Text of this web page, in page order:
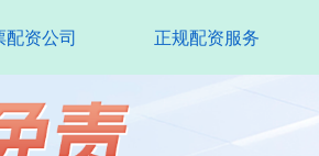
配资公司 正规配资服务